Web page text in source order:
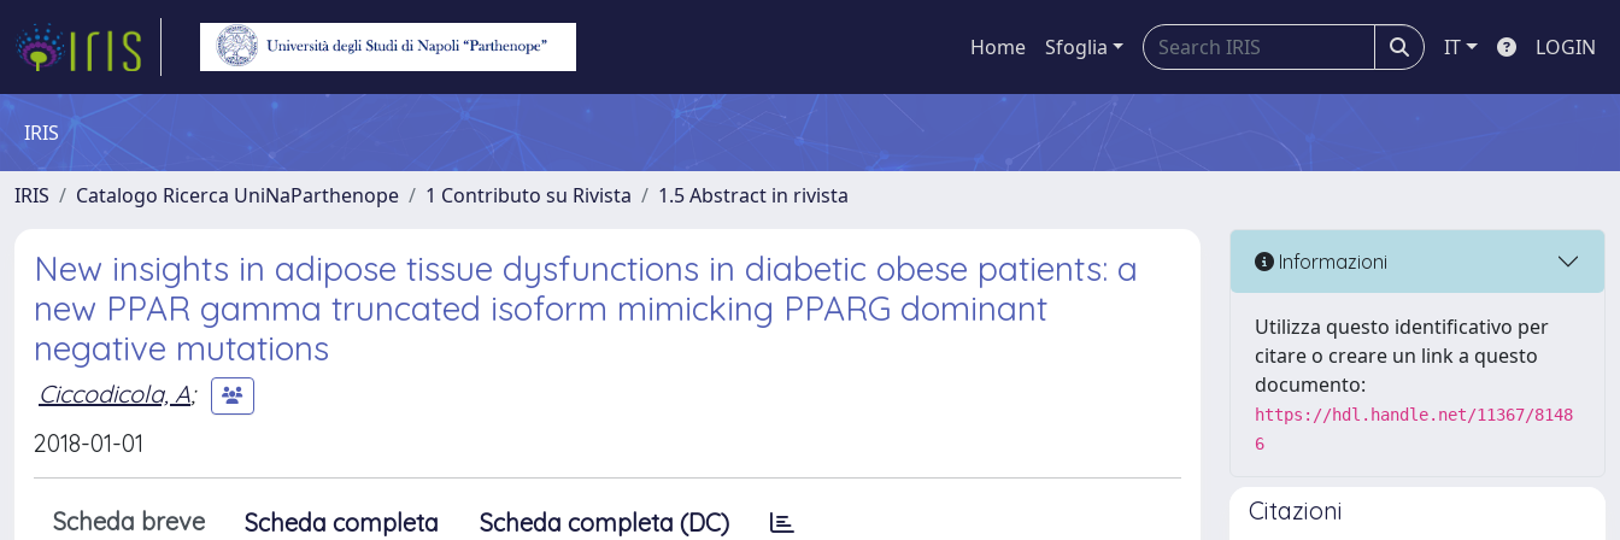
Home Sfoglia IT LOGIN
IRIS
IRIS Catalogo Ricerca UniNaParthenope 1 Contributo su Rivista 1.5 Abstract in rivista
New insights in adipose tissue dysfunctions in diabetic obese patients: a
new PPAR gamma truncated isoform mimicking PPARG dominant
negative mutations
Ciccodicola, A;
2018-01-01
Scheda breve Scheda completa Scheda completa (DC)
Informazioni
Utilizza questo identificativo per
citare o creare un link a questo
documento:
https://hdl.handle.net/11367/8148
6
Citazioni